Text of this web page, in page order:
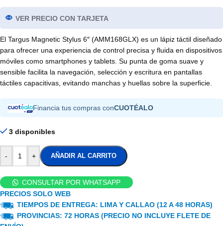
VER PRECIO CON TARJETA
El Targus Magnetic Stylus 6″ (AMM168GLX) es un lápiz táctil diseñado
para ofrecer una experiencia de control precisa y fluida en dispositivos
móviles como smartphones y tablets. Su punta de goma suave y
sensible facilita la navegación, selección y escritura en pantallas
táctiles capacitivas, evitando manchas y huellas sobre la superficie.
Financia tus compras conCUOTÉALO
3 disponibles
- + AÑADIR AL CARRITO
CONSULTAR POR WHATSAPP
PRECIOS SOLO WEB
TIEMPOS DE ENTREGA: LIMA Y CALLAO (12 A 48 HORAS)
PROVINCIAS: 72 HORAS (PRECIO NO INCLUYE FLETE DE